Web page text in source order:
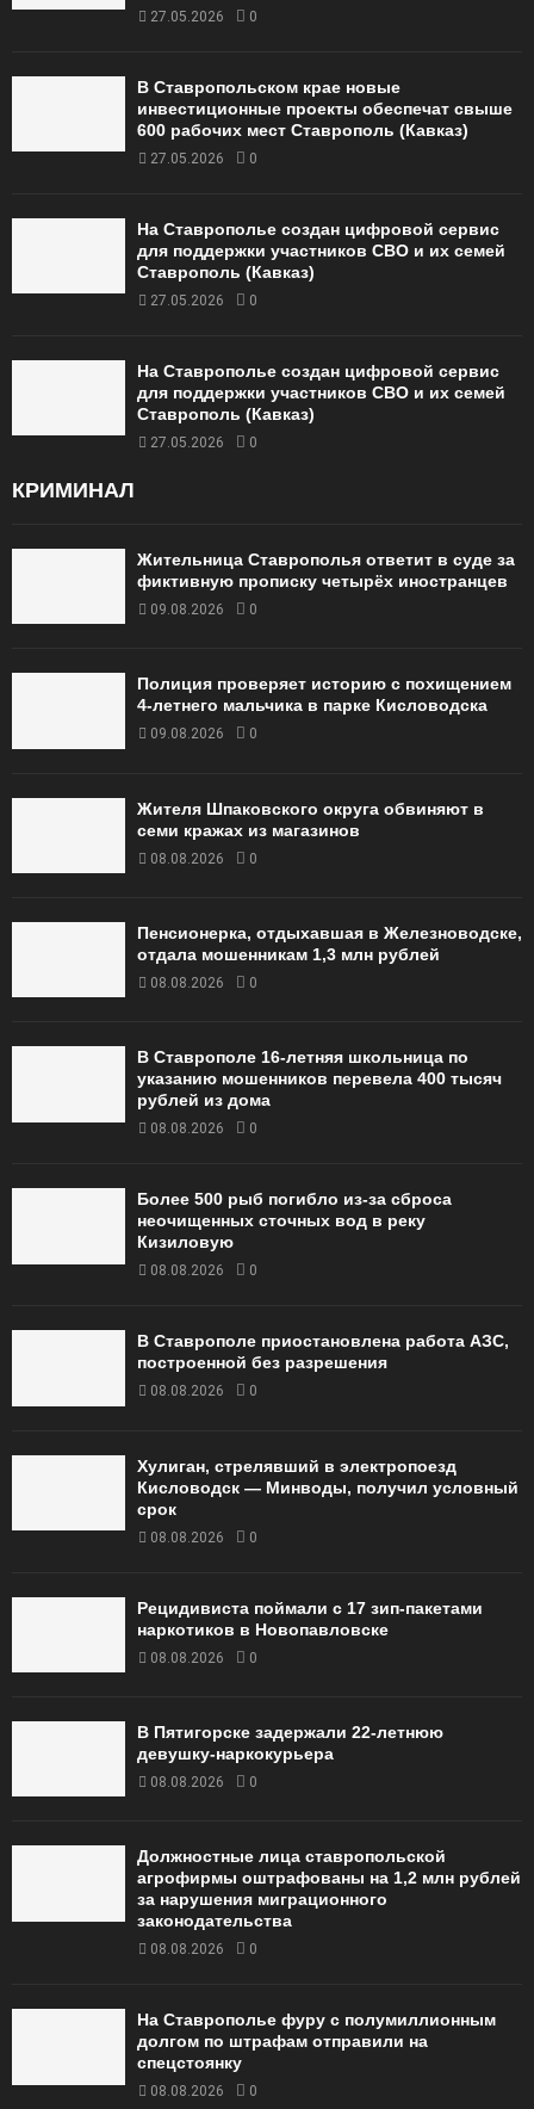
27.05.2026 0
В Ставропольском крае новые
инвестиционные проекты обеспечат свыше
600 рабочих мест Ставрополь (Кавказ)
27.05.2026 0
На Ставрополье создан цифровой сервис
для поддержки участников СВО и их семей
Ставрополь (Кавказ)
27.05.2026 0
На Ставрополье создан цифровой сервис
для поддержки участников СВО и их семей
Ставрополь (Кавказ)
27.05.2026 0
КРИМИНАЛ
Жительница Ставрополья ответит в суде за
фиктивную прописку четырёх иностранцев
09.08.2026 0
Полиция проверяет историю с похищением
4-летнего мальчика в парке Кисловодска
09.08.2026 0
Жителя Шпаковского округа обвиняют в
семи кражах из магазинов
08.08.2026 0
Пенсионерка, отдыхавшая в Железноводске,
отдала мошенникам 1,3 млн рублей
08.08.2026 0
В Ставрополе 16-летняя школьница по
указанию мошенников перевела 400 тысяч
рублей из дома
08.08.2026 0
Более 500 рыб погибло из-за сброса
неочищенных сточных вод в реку
Кизиловую
08.08.2026 0
В Ставрополе приостановлена работа АЗС,
построенной без разрешения
08.08.2026 0
Хулиган, стрелявший в электропоезд
Кисловодск — Минводы, получил условный
срок
08.08.2026 0
Рецидивиста поймали с 17 зип-пакетами
наркотиков в Новопавловске
08.08.2026 0
В Пятигорске задержали 22-летнюю
девушку-наркокурьера
08.08.2026 0
Должностные лица ставропольской
агрофирмы оштрафованы на 1,2 млн рублей
за нарушения миграционного
законодательства
08.08.2026 0
На Ставрополье фуру с полумиллионным
долгом по штрафам отправили на
спецстоянку
08.08.2026 0